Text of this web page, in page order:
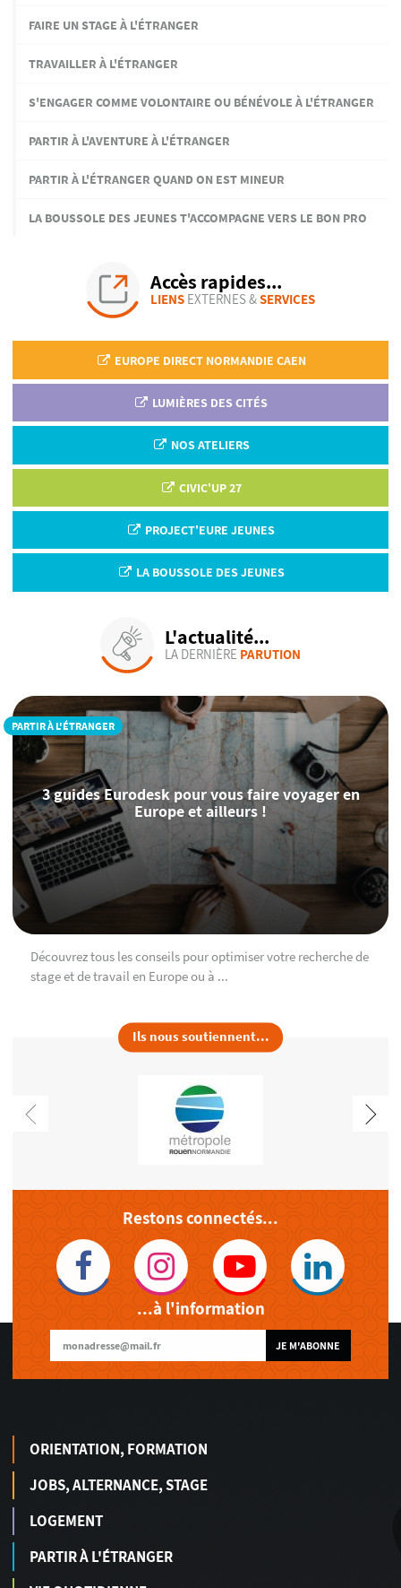
FAIRE UN STAGE À L'ÉTRANGER
TRAVAILLER À L'ÉTRANGER
S'ENGAGER COMME VOLONTAIRE OU BÉNÉVOLE À L'ÉTRANGER
PARTIR À L'AVENTURE À L'ÉTRANGER
PARTIR À L'ÉTRANGER QUAND ON EST MINEUR
LA BOUSSOLE DES JEUNES T'ACCOMPAGNE VERS LE BON PRO
Accès rapides...
LIENSEXTERNES &SERVICES
EUROPE DIRECT NORMANDIE CAEN
LUMIÈRES DES CITÉS
NOS ATELIERS
CIVIC'UP 27
PROJECT'EURE JEUNES
LA BOUSSOLE DES JEUNES
L'actualité...
LA DERNIÈRE PARUTION
PARTIR À L'ÉTRANGER
3 guides Eurodesk pour vous faire voyager en
Europe et ailleurs !
Découvrez tous les conseils pour optimiser votre recherche de
stage et de travail en Europe ou à ...
Ils nous soutiennent...
Restons connectés...
...à l'information
JE M'ABONNE
ORIENTATION, FORMATION
JOBS, ALTERNANCE, STAGE
LOGEMENT
PARTIR À L'ÉTRANGER